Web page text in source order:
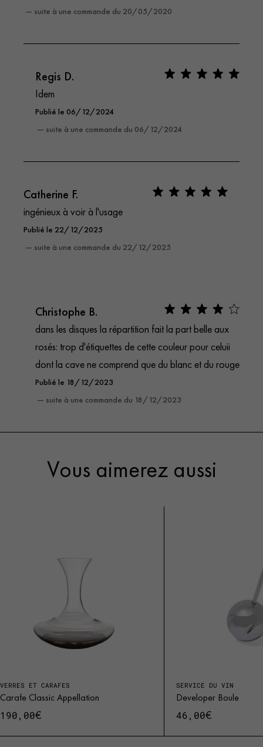
— suite à une commande du 20/05/2020
Regis D.
Idem
Publié le 06/12/2024
— suite à une commande du 06/12/2024
Catherine F.
ingénieux à voir à l'usage
Publié le 22/12/2025
— suite à une commande du 22/12/2025
Christophe B.
dans les disques la répartition fait la part belle aux
rosés: trop d'étiquettes de cette couleur pour celuii
dont la cave ne comprend que du blanc et du rouge
Publié le 18/12/2023
— suite à une commande du 18/12/2023
Vous aimerez aussi
VERRES ET CARAFES
Carafe Classic Appellation
190,00€
SERVICE DU VIN
Developer Boule
46,00€